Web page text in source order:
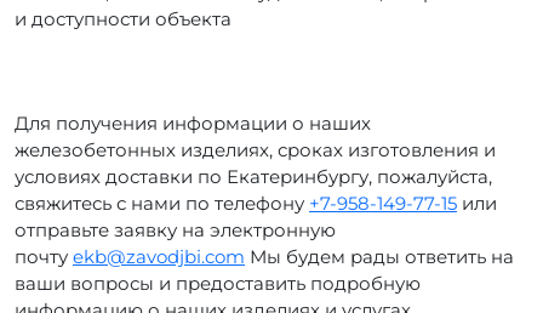
и доступности объекта
Для получения информации о наших
железобетонных изделиях, сроках изготовления и
условиях доставки по Екатеринбургу, пожалуйста,
свяжитесь с нами по телефону +7-958-149-77-15 или
отправьте заявку на электронную
почту ekb@zavodjbi.com Мы будем рады ответить на
ваши вопросы и предоставить подробную